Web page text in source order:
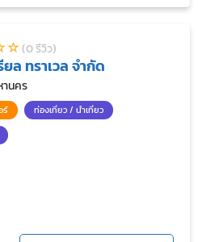
(0 รีวิว)
ล ทราเวล จำกัด
นคร
ร์
ท่องเที่ยว / นำเที่ยว